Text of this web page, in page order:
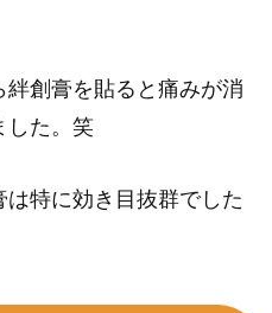
創膏を貼ると痛みが消
した。笑
特に効き目抜群でした